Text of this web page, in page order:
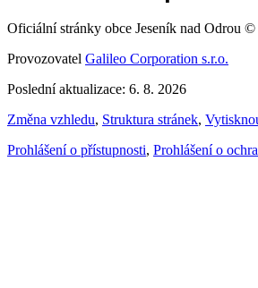
Oficiální stránky obce Jeseník nad Odrou ©
Provozovatel Galileo Corporation s.r.o.
Poslední aktualizace: 6. 8. 2026
Změna vzhledu, Struktura stránek,
Prohlášení o přístupnosti, Prohlášení o